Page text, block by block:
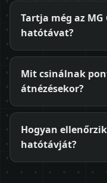
Tartja még az
hatótávat?
Mit csinálnak
átnézésekor?
Hogyan
hatótávját?